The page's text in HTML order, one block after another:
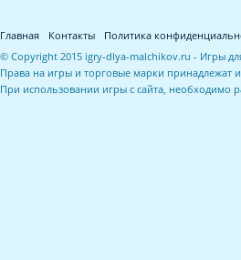
Главная Контакты
Политика
© Copyright 2015 igry-dlya-malchikov.ru - Игры
Права на игры и торговые марки принадлежат
При использовании игры с сайта, необходимо